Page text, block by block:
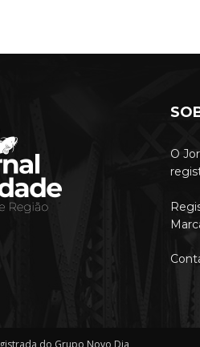
O
do Grupo Novo Dia